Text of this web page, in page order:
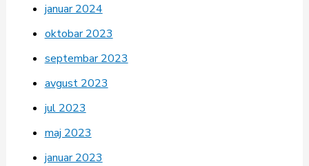
januar 2024
oktobar 2023
septembar 2023
avgust 2023
jul 2023
maj 2023
januar 2023